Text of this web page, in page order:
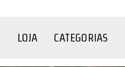
LOJA CATEGORIAS